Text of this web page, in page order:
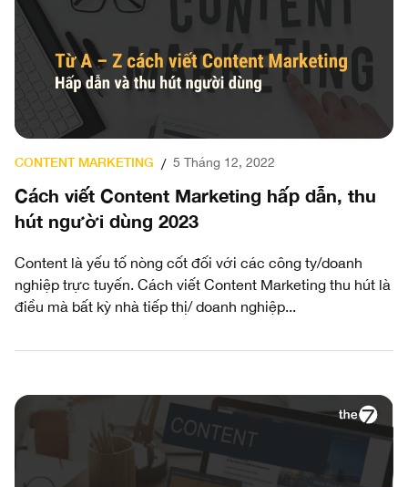
CONTENT MARKETING / 5 Tháng 12, 2022
Cách viết Content Marketing hấp dẫn, thu
hút người dùng 2023
Content là yếu tố nòng cốt đối với các công ty/doanh
nghiệp trực tuyến. Cách viết Content Marketing thu hút là
điều mà bất kỳ nhà tiếp thị/ doanh nghiệp...